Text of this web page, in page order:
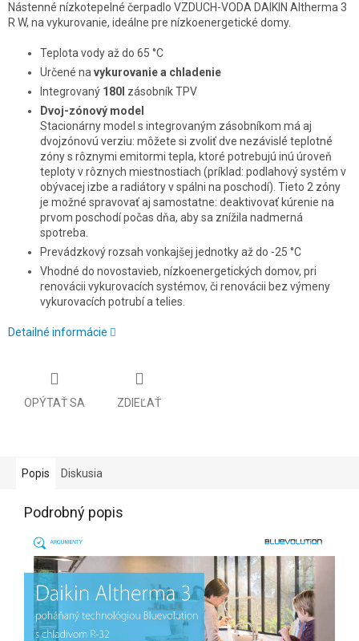
Nástenné nízkotepelné čerpadlo VZDUCH-VODA DAIKIN Altherma 3
R W, na vykurovanie, ideálne pre nízkoenergetické domy.
Teplota vody až do 65 °C
Určené navykurovanie a chladenie
Integrovaný 180l zásobník TPV
Dvoj-zónový model
Stacionárny model s integrovaným zásobníkom má aj
dvojzónovú verziu: môžete si zvoliť dve nezávislé teplotné
zóny s rôznymi emitormi tepla, ktoré potrebujú inú úroveň
teploty v rôznych miestnostiach (príklad: podlahový systém v
obývacej izbe a radiátory v spálni na poschodí). Tieto 2 zóny
je možné spravovať aj samostatne: deaktivovať kúrenie na
prvom poschodí počas dňa, aby sa znížila nadmerná
spotreba.
Prevádzkový rozsah vonkajšej jednotky až do -25 °C
Vhodné do novostavieb, nízkoenergetických domov, pri
renovácii vykurovacích systémov, či renovácii bez výmeny
vykurovacích potrubí a telies.
Detailné informácie
OPÝTAŤ SA ZDIEĽAŤ
Popis Diskusia
Podrobný popis